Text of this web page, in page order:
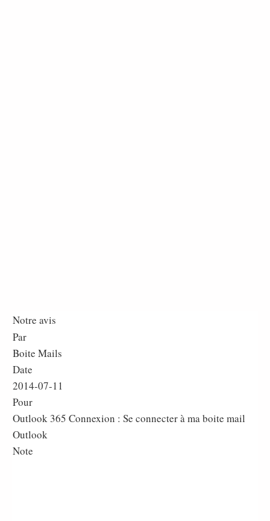
Notre avis
Par
Boite Mails
Date
2014-07-11
Pour
Outlook 365 Connexion : Se connecter à ma boite mail
Outlook
Note